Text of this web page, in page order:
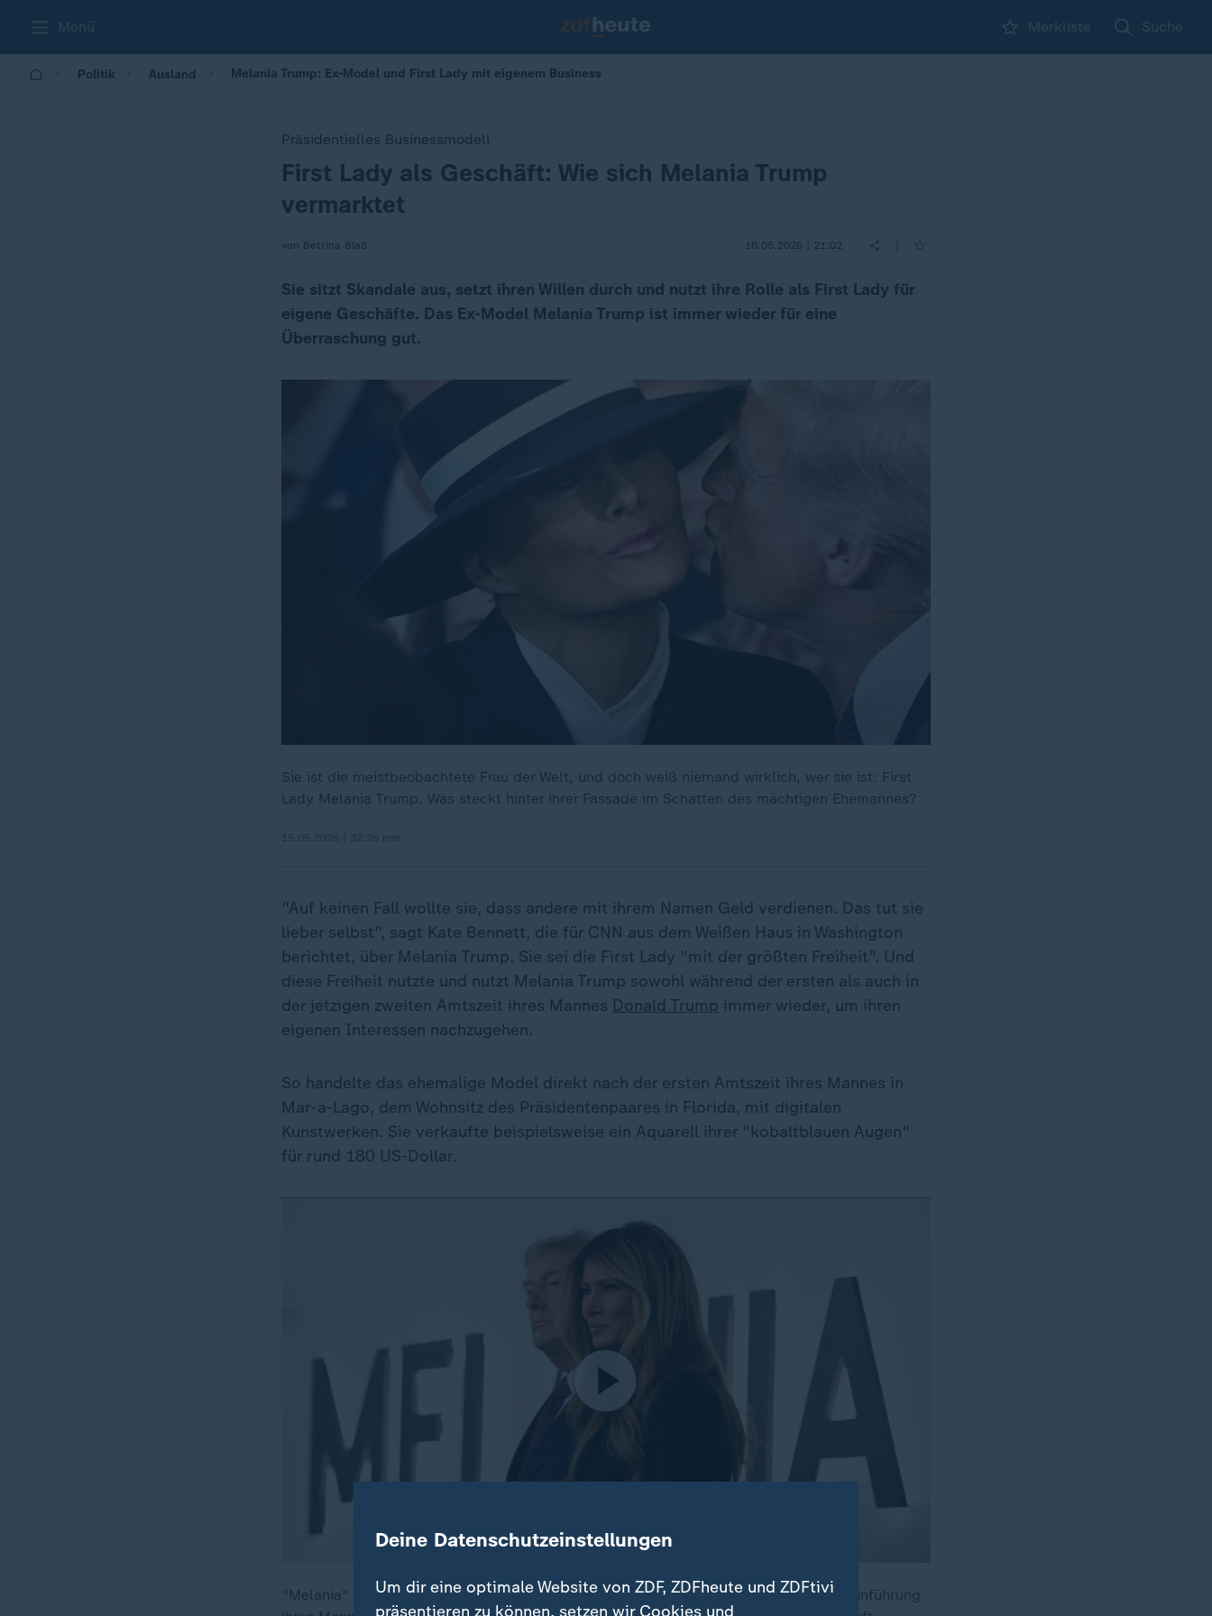
Menü Merkliste Suche
Politik Ausland Melania Trump: Ex-Model und First Lady mit eigenem Business
Präsidentielles Businessmodell
:First Lady als Geschäft: Wie sich Melania Trump
vermarktet
von Bettina Blaß 16.05.2026 | 21:02
Sie sitzt Skandale aus, setzt ihren Willen durch und nutzt ihre Rolle als First Lady für
eigene Geschäfte. Das Ex-Model Melania Trump ist immer wieder für eine
Überraschung gut.
Sie ist die meistbeobachtete Frau der Welt, und doch weiß niemand wirklich, wer sie ist: First
Lady Melania Trump. Was steckt hinter ihrer Fassade im Schatten des mächtigen Ehemannes?
"Auf keinen Fall wollte sie, dass andere mit ihrem Namen Geld verdienen. Das tut sie
lieber selbst", sagt Kate Bennett, die für CNN aus dem Weißen Haus in Washington
berichtet, über Melania Trump. Sie sei die First Lady "mit der größten Freiheit". Und
diese Freiheit nutzte und nutzt Melania Trump sowohl während der ersten als auch in
der jetzigen zweiten Amtszeit ihres Mannes Donald Trump immer wieder, um ihren
eigenen Interessen nachzugehen.
So handelte das ehemalige Model direkt nach der ersten Amtszeit ihres Mannes in
Mar-a-Lago, dem Wohnsitz des Präsidentenpaares in Florida, mit digitalen
Kunstwerken. Sie verkaufte beispielsweise ein Aquarell ihrer "kobaltblauen Augen"
für rund 180 US-Dollar.
"Melania" heißt der neue Film, der aus der Perspektive der First Lady über die Amtseinführung
Deine Datenschutzeinstellungen
Um dir eine optimale Website von ZDF, ZDFheute und ZDFtivi
präsentieren zu können, setzen wir Cookies und